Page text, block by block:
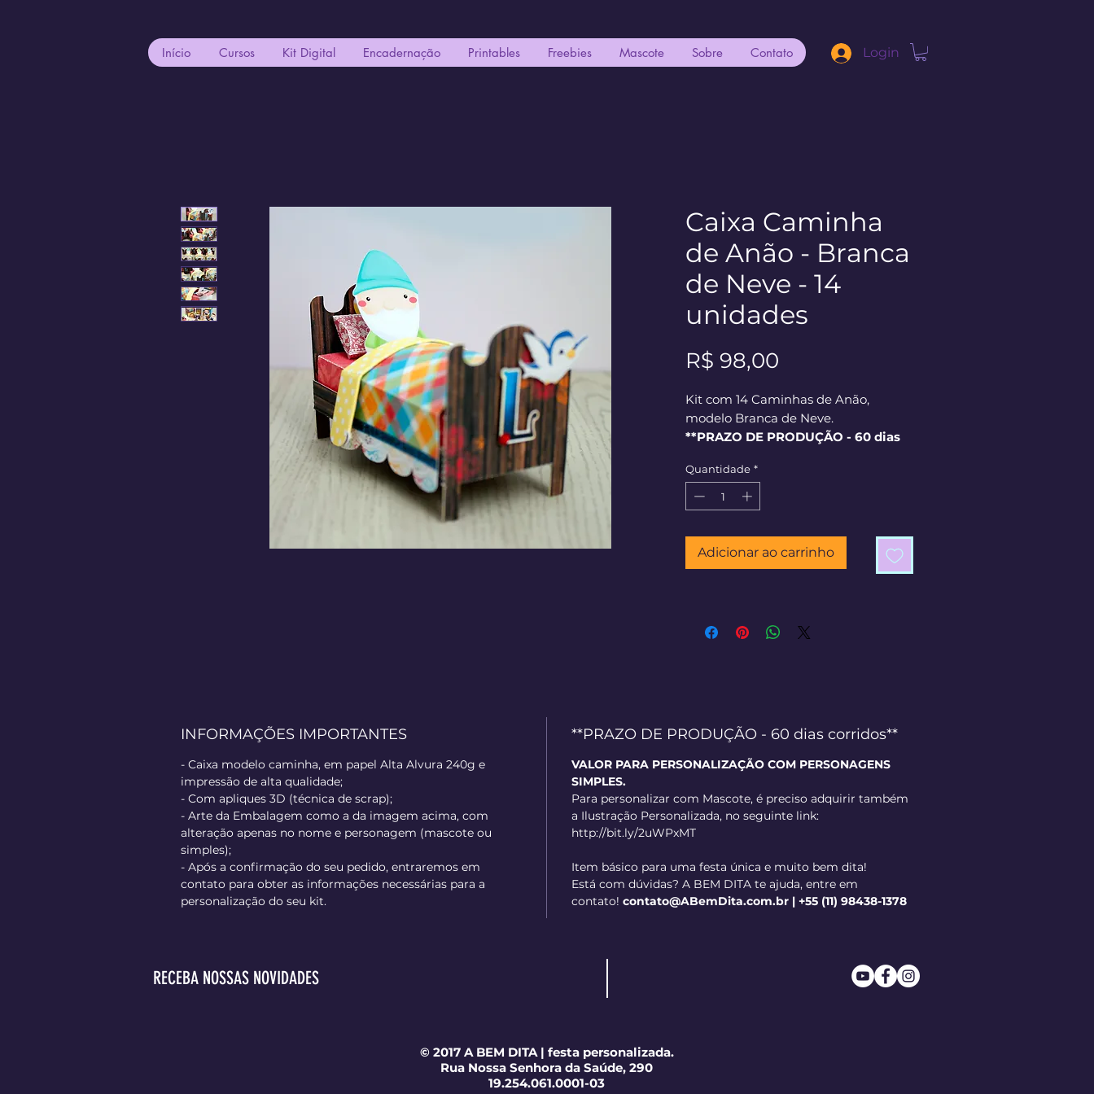
Início Cursos Kit Digital Encadernação Printables Freebies Mascote Sobre Contato Login
Caixa Caminha
de Anão - Branca
de Neve - 14
unidades
R$ 98,00
Kit com 14 Caminhas de Anão,
modelo Branca de Neve.
**PRAZO DE PRODUÇÃO - 60 dias
Quantidade *
Adicionar ao carrinho
INFORMAÇÕES IMPORTANTES
- Caixa modelo caminha, em papel Alta Alvura 240g e
impressão de alta qualidade;
- Com apliques 3D (técnica de scrap);
- Arte da Embalagem como a da imagem acima, com
alteração apenas no nome e personagem (mascote ou
simples);
- Após a confirmação do seu pedido, entraremos em
contato para obter as informações necessárias para a
personalização do seu kit.
**PRAZO DE PRODUÇÃO - 60 dias corridos**
VALOR PARA PERSONALIZAÇÃO COM PERSONAGENS
SIMPLES.
Para personalizar com Mascote, é preciso adquirir também
a Ilustração Personalizada, no seguinte link:
http://bit.ly/2uWPxMT
Item básico para uma festa única e muito bem dita!
Está com dúvidas? A BEM DITA te ajuda, entre em
contato! contato@ABemDita.com.br | +55 (11) 98438-1378
RECEBA NOSSAS NOVIDADES
© 2017 A BEM DITA | festa personalizada.
Rua Nossa Senhora da Saúde, 290
19.254.061.0001-03